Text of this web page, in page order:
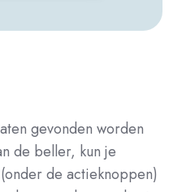
gevonden worden
de beller, kun je
de actieknoppen)